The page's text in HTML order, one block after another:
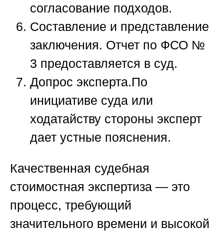
согласование подходов.
Составление и представление
заключения. Отчет по ФСО №
3 предоставляется в суд.
Допрос эксперта.По
инициативе суда или
ходатайству стороны эксперт
дает устные пояснения.
Качественная судебная
стоимостная экспертиза — это
процесс, требующий
значительного времени и высокой